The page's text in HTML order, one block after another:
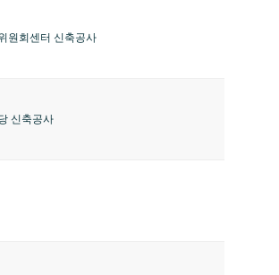
원회센터 신축공사
신축공사